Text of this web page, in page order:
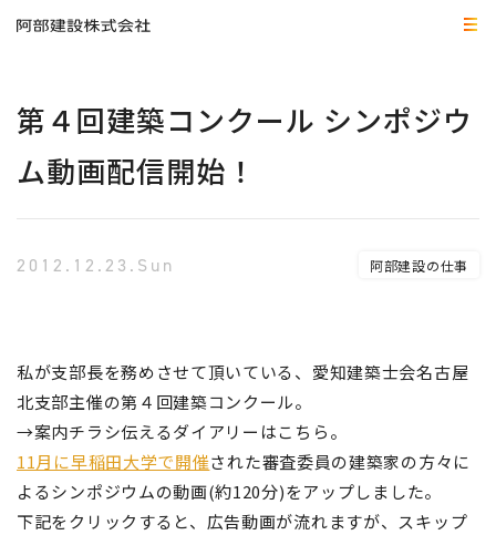
第４回建築コンクール シンポジウ
ム動画配信開始！
2012.12.23.Sun 阿部建設の仕事
私が支部長を務めさせて頂いている、愛知建築士会名古屋
北支部主催の第４回建築コンクール。
→案内チラシ伝えるダイアリーはこちら。
11月に早稲田大学で開催された審査委員の建築家の方々に
よるシンポジウムの動画(約120分)をアップしました。
下記をクリックすると、広告動画が流れますが、スキップ